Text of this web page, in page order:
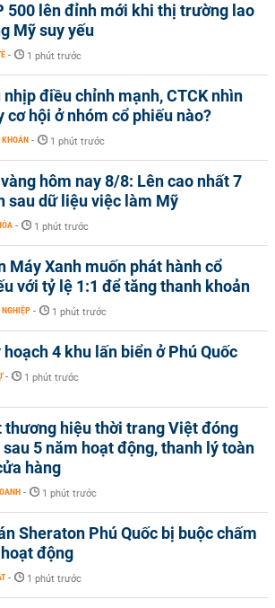
500 lên đỉnh mới khi thị trường lao
Mỹ suy yếu
- 1 phút trước
nhịp điều chỉnh mạnh, CTCK nhìn
cơ hội ở nhóm cổ phiếu nào?
KHOÁN - 1 phút trước
hôm nay 8/8: Lên cao nhất 7
sau dữ liệu việc làm Mỹ
- 1 phút trước
Máy Xanh muốn phát hành cổ
với tỷ lệ 1:1 để tăng thanh khoản
NGHIỆP - 1 phút trước
hoạch 4 khu lấn biển ở Phú Quốc
- 1 phút trước
thương hiệu thời trang Việt đóng
5 năm hoạt động, thanh lý toàn
hàng
- 1 phút trước
Sheraton Phú Quốc bị buộc chấm
động
- 1 phút trước